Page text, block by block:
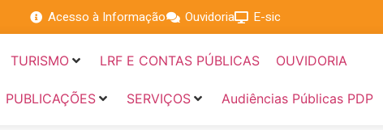
Acesso à Informação Ouvidoria E-sic
TURISMO LRF E CONTAS PÚBLICAS OUVIDORIA
PUBLICAÇÕES SERVIÇOS Audiências Públicas PDP